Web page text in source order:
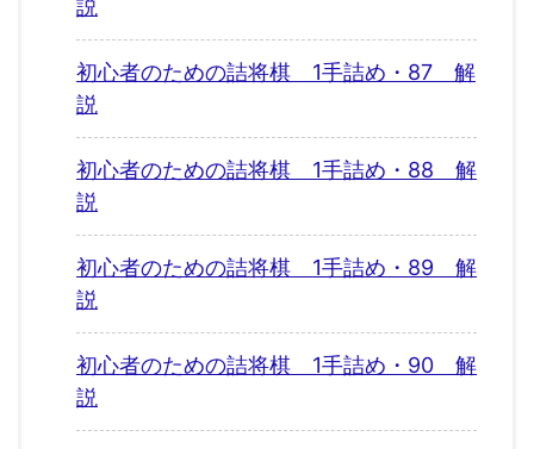
説
初心者のための詰将棋 1手詰め・87 解
説
初心者のための詰将棋 1手詰め・88 解
説
初心者のための詰将棋 1手詰め・89 解
説
初心者のための詰将棋 1手詰め・90 解
説